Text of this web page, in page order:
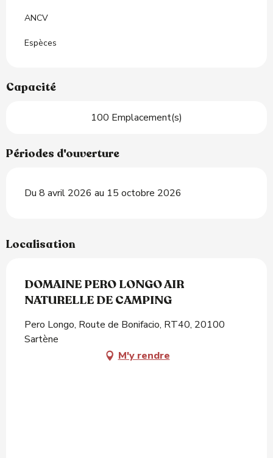
ANCV
Espèces
Capacité
100 Emplacement(s)
Périodes d'ouverture
Du 8 avril 2026 au 15 octobre 2026
Localisation
DOMAINE PERO LONGO AIR
NATURELLE DE CAMPING
Pero Longo, Route de Bonifacio, RT40, 20100
Sartène
M'y rendre